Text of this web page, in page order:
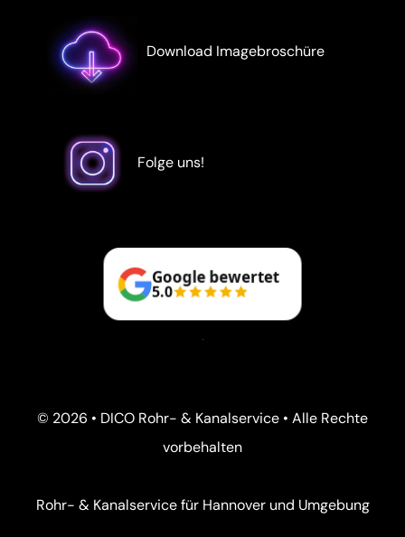
Download Imagebroschüre
Folge uns!
Google bewertet
5.0
© 2026 • DICO Rohr- & Kanalservice • Alle Rechte
vorbehalten
Rohr- & Kanalservice für Hannover und Umgebung